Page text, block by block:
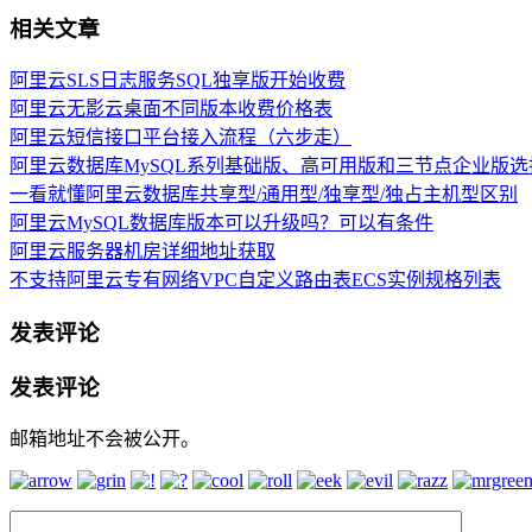
相关文章
阿里云SLS日志服务SQL独享版开始收费
阿里云无影云桌面不同版本收费价格表
阿里云短信接口平台接入流程（六步走）
阿里云数据库MySQL系列基础版、高可用版和三节点企业版
一看就懂阿里云数据库共享型/通用型/独享型/独占主机型区别
阿里云MySQL数据库版本可以升级吗？可以有条件
阿里云服务器机房详细地址获取
不支持阿里云专有网络VPC自定义路由表ECS实例规格列表
发表评论
发表评论
邮箱地址不会被公开。